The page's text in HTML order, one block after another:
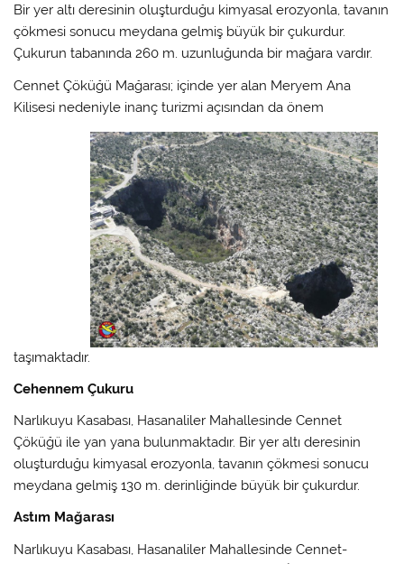
Bir yer altı deresinin oluşturduğu kimyasal erozyonla, tavanın
çökmesi sonucu meydana gelmiş büyük bir çukurdur.
Çukurun tabanında 260 m. uzunluğunda bir mağara vardır.
Cennet Çöküğü Mağarası; içinde yer alan Meryem Ana
Kilisesi nedeniyle inanç turizmi açısından da önem
taşımaktadır.
Cehennem Çukuru
Narlıkuyu Kasabası, Hasanaliler Mahallesinde Cennet
Çöküğü ile yan yana bulunmaktadır. Bir yer altı deresinin
oluşturduğu kimyasal erozyonla, tavanın çökmesi sonucu
meydana gelmiş 130 m. derinliğinde büyük bir çukurdur.
Astım Mağarası
Narlıkuyu Kasabası, Hasanaliler Mahallesinde Cennet-